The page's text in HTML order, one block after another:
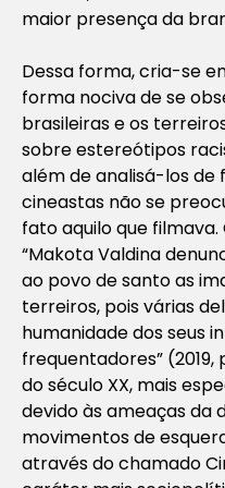
maior presença da
Dessa forma, cria-se
forma nociva de se
brasileiras e os
sobre estereótipos
além de analisá-los de
cineastas não se
fato aquilo que
“Makota Valdina
ao povo de santo as
terreiros, pois várias
humanidade dos seus
frequentadores”
do século XX, mais
devido às ameaças da
movimentos de
através do chamado